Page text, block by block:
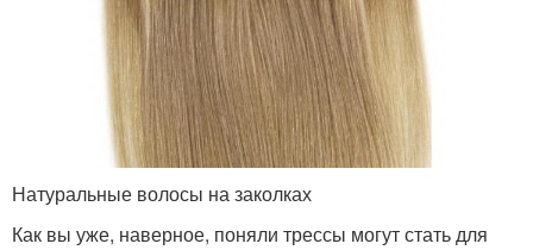
Натуральные волосы на заколках
Как вы уже, наверное, поняли трессы могут стать для